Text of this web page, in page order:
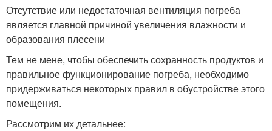
Отсутствие или недостаточная вентиляция погреба
является главной причиной увеличения влажности и
образования плесени
Тем не мене, чтобы обеспечить сохранность продуктов и
правильное функционирование погреба, необходимо
придерживаться некоторых правил в обустройстве этого
помещения.
Рассмотрим их детальнее: